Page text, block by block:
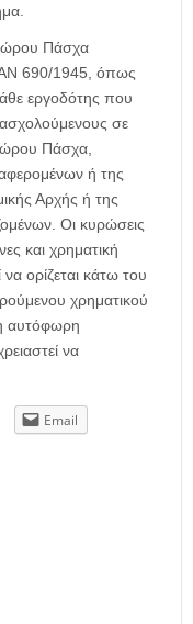
Πάσχα
ΑΝ 690/1945, όπως
εργοδότης που
σε
Πάσχα,
ή της
Αρχής ή της
Οι κυρώσεις
και χρηματική
ορίζεται κάτω του
χρηματικού
αυτόφωρη
να
Email